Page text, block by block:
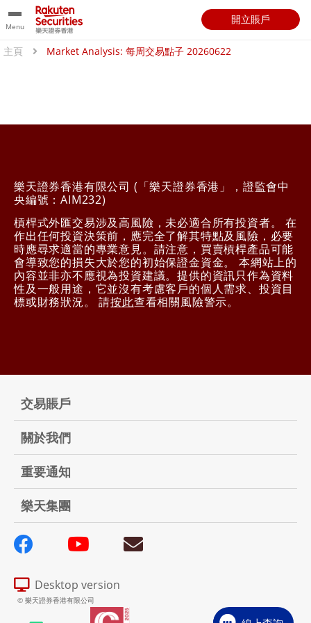
Menu
開立賬戶
主頁 Market Analysis: 每周交易點子 20260622
樂天證券香港有限公司 (「樂天證券香港」，證監會中
央編號：AIM232)
槓桿式外匯交易涉及高風險，未必適合所有投資者。 在
作出任何投資決策前，應完全了解其特點及風險，必要
時應尋求適當的專業意見。請注意，買賣槓桿產品可能
會導致您的損失大於您的初始保證金資金。 本網站上的
內容並非亦不應視為投資建議。提供的資訊只作為資料
性及一般用途，它並沒有考慮客戶的個人需求、投資目
標或財務狀況。 請按此查看相關風險警示。
交易賬戶
關於我們
重要通知
樂天集團
Desktop version
© 樂天證券香港有限公司